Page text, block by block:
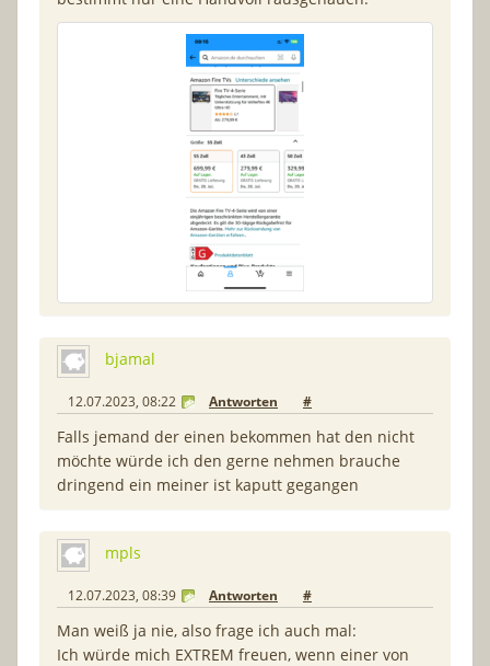
bjamal
12.07.2023, 08:22 Antworten #
Falls jemand der einen bekommen hat den nicht
möchte würde ich den gerne nehmen brauche
dringend ein meiner ist kaputt gegangen
mpls
12.07.2023, 08:39 Antworten #
Man weiß ja nie, also frage ich auch mal:
Ich würde mich EXTREM freuen, wenn einer von